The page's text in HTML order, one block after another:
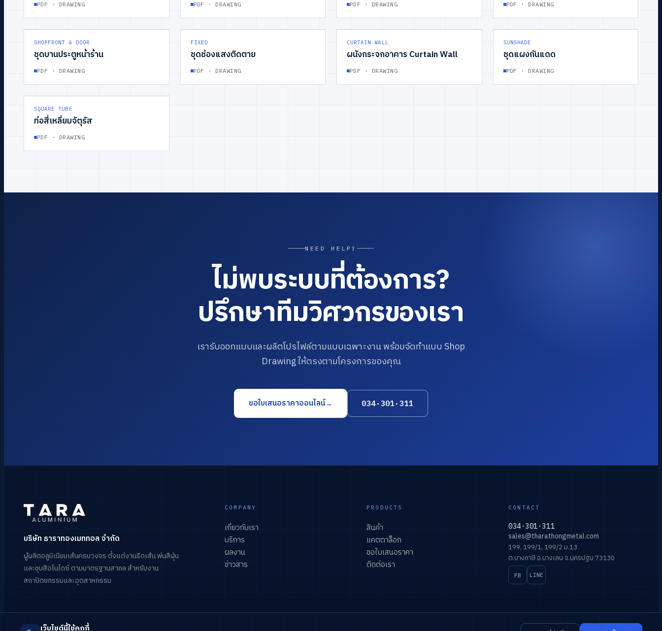
PDF · DRAWING PDF · DRAWING PDF · DRAWING PDF · DRAWING
GROUP09
SHOPFRONT & DOOR
ชุดบานประตูหน้าร้าน
PDF · DRAWING
GROUP
FIXED
ชุดช่องแสงติดตาย
PDF · DRAWING
GROUP11
CURTAIN WALL
ผนังกระจกอาคาร Curtain Wall
PDF · DRAWING
GROUP12
SUNSHADE
ชุดแผงกันแดด
PDF · DRAWING
GROUP 13
SQUARE TUBE
ท่อสี่เหลี่ยมจัตุรัส
PDF · DRAWING
NEED HELP?
ไม่พบระบบที่ต้องการ?
ปรึกษาทีมวิศวกรของเรา
เรารับออกแบบและผลิตโปรไฟล์ตามแบบเฉพาะงาน พร้อมจัดทำแบบ Shop
Drawing ให้ตรงตามโครงการของคุณ
ขอใบเสนอราคาออนไลน์→ 034·301·311
บริษัท ธาราทองเมททอล จำกัด
ผู้ผลิตอลูมิเนียมเส้นครบวงจร ตั้งแต่งานรีดเส้น พ่นสีฝุ่น
และชุบสีอโนไดซ์ ตามมาตรฐานสากล สำหรับงาน
สถาปัตยกรรมและอุตสาหกรรม
COMPANY
เกี่ยวกับเรา
บริการ
ผลงาน
ข่าวสาร
PRODUCTS
สินค้า
แคตตาล็อก
ขอใบเสนอราคา
ติดต่อเรา
CONTACT
034·301·311
sales@tharathongmetal.com
199, 199/1, 199/2 ม.13
ต.บางภาษี อ.บางเลน จ.นครปฐม 73130
FB LINE
เว็บไซต์นี้ใช้คุกกี้